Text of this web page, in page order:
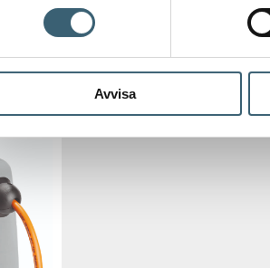
Avvisa
passar bra ihop med det du tittar på –